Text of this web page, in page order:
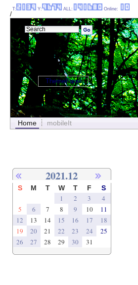
/
Home mobileIt
2021.12
S M T W T F S
1 2 3
4
5
6 7 8 9 10
11
12
13 14 15 16 17
18
19
20 21 22 23 24
25
26
27 28 29 30 31
T: Y: ALL: Online:
ThemePanel